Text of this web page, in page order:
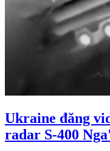
Ukraine đăng
radar S-400 Nga'